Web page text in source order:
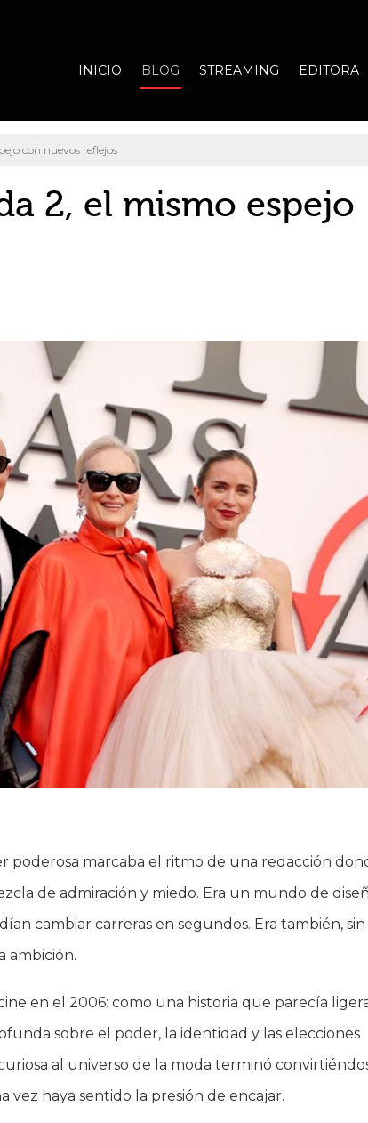
INICIO BLOG STREAMING EDITORA
con nuevos reflejos
2, el mismo espejo
poderosa marcaba el ritmo de una redacción
de admiración y miedo. Era un mundo de
cambiar carreras en segundos. Era también, sin
ambición.
en el 2006: como una historia que parecía
sobre el poder, la identidad y las elecciones
al universo de la moda terminó
haya sentido la presión de encajar.